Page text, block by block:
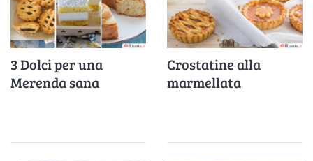
3 Dolci per una
Merenda sana
Crostatine alla
marmellata